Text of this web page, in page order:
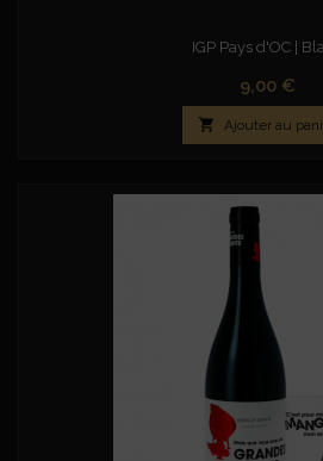
IGP Pays d'OC |
Prix
9,00 €
 Ajouter au